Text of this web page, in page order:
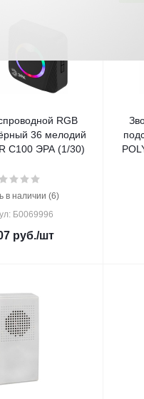
RGB
36 мелодий
C100 ЭРА (1/30)
в наличии (6)
Б0069996
руб./шт